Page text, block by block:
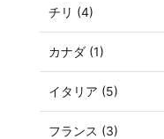
チリ (4)
カナダ (1)
イタリア (5)
フランス (3)